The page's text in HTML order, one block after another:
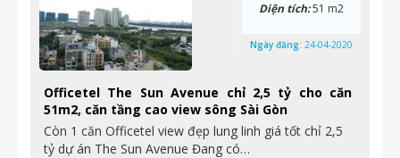
Officetel The Sun Avenue chỉ 2,5 tỷ cho căn
51m2, căn tầng cao view sông Sài Gòn
Còn 1 căn Officetel view đẹp lung linh giá tốt chỉ 2,5
tỷ dự án The Sun Avenue Đang có…
Diện tích:51 m2
Ngày đăng: 24-04-2020